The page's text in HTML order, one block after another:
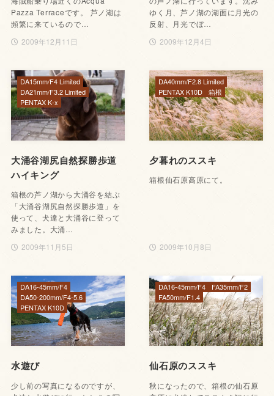
Pazza Terraceです。 芦ノ湖は
頻繁に来ているので…
2009年12月11日
ゆく月、芦ノ湖の湖面に月光の
反射、月光でぼ…
2009年12月4日
大涌谷湖尻自然探勝歩道
ハイキング
箱根の芦ノ湖から大涌谷を結ぶ
「大涌谷湖尻自然探勝歩道」を
使って、犬達と大涌谷に登って
みました。大涌…
2009年11月5日
DA15mm/F4 Limited
DA21mm/F3.2 Limited
PENTAX K-x
夕暮れのススキ
箱根仙石原高原にて。
2009年10月8日
DA40mm/F2.8 Limited
PENTAX K10D
箱根
水遊び
少し前の写真になるのですが、
DA16-45mm/F4
DA50-200mm/F4-5.6
PENTAX K10D
仙石原のススキ
秋になったので、箱根の仙石原
DA16-45mm/F4
FA35mm/F2
FA50mm/F1.4